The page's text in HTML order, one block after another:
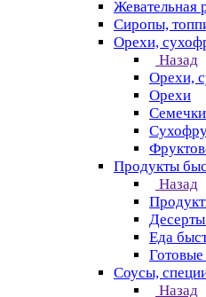
Жевательная
Сиропы,
Орехи,
Назад
Орехи,
Орехи
Семечки
Продукты
Назад
Еда
Соусы,
Назад